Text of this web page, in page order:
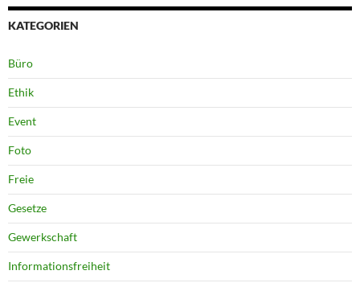
KATEGORIEN
Büro
Ethik
Event
Foto
Freie
Gesetze
Gewerkschaft
Informationsfreiheit